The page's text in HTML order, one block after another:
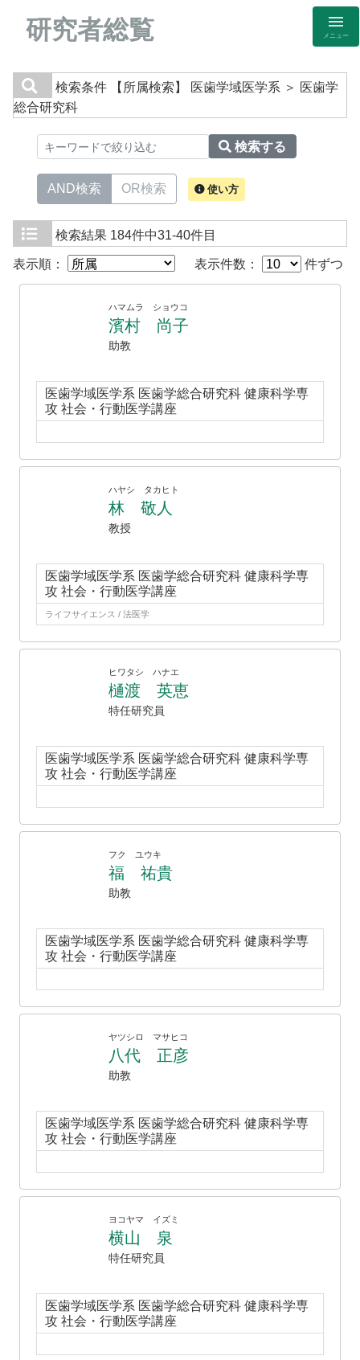
研究者総覧 メニュー
検索条件
【所属検索】 医歯学域医学系 ＞ 医歯学
総合研究科
検索する
AND検索 OR検索 使い方
検索結果 184件中31-40件目
表示順： 表示件数： 件ずつ
ハマムラ ショウコ
濱村 尚子
助教
医歯学域医学系 医歯学総合研究科 健康科学専
攻 社会・行動医学講座
ハヤシ タカヒト
林 敬人
教授
医歯学域医学系 医歯学総合研究科 健康科学専
攻 社会・行動医学講座
ライフサイエンス / 法医学
ヒワタシ ハナエ
樋渡 英恵
特任研究員
医歯学域医学系 医歯学総合研究科 健康科学専
攻 社会・行動医学講座
フク ユウキ
福 祐貴
助教
医歯学域医学系 医歯学総合研究科 健康科学専
攻 社会・行動医学講座
ヤツシロ マサヒコ
八代 正彦
助教
医歯学域医学系 医歯学総合研究科 健康科学専
攻 社会・行動医学講座
ヨコヤマ イズミ
横山 泉
特任研究員
医歯学域医学系 医歯学総合研究科 健康科学専
攻 社会・行動医学講座